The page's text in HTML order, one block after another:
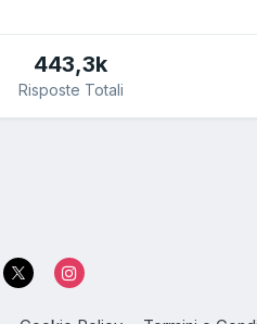
443,3k
Risposte Totali